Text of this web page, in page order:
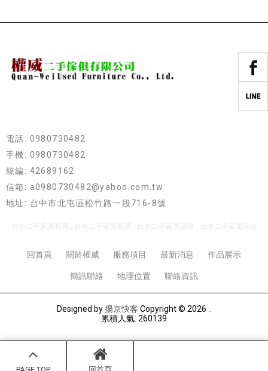
電話: 0980730482
手機: 0980730482
統編: 42689162
信箱: a0980730482@yahoo.com.tw
地址: 台中市北屯區松竹路一段716-8號
台中二手家具收購 台中二手家電收購 台中二手家具回收 台中二手家電回收
回首頁 關於權威 服務項目 最新消息 作品展示
簡訊聯絡 地理位置 聯絡資訊
Designed by揚京快客 Copyright © 2026
累積人氣: 260139